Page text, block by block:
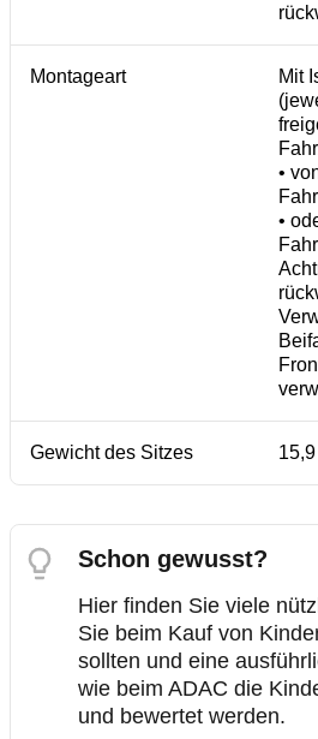
Montageart
Mit
•
•
Gewicht des Sitzes
Schon gewusst?
Hier finden Sie viele
Sie beim Kauf von
sollten und eine
wie beim ADAC die
und bewertet werden.